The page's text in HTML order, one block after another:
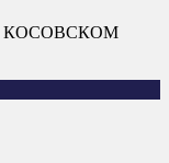
КОСОВСКОМ